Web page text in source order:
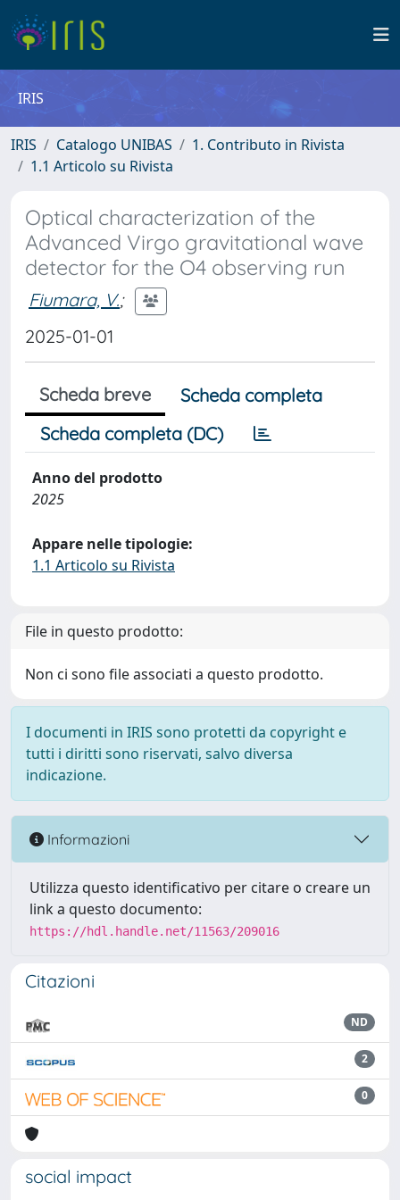
IRIS
IRIS Catalogo UNIBAS
1. Contributo in Rivista
1.1 Articolo su Rivista
Optical characterization of the
Advanced Virgo gravitational wave
detector for the O4 observing run
Fiumara, V.;
2025-01-01
Scheda breve
Scheda completa
Scheda completa (DC)
Anno del prodotto
2025
Appare nelle tipologie:
1.1 Articolo su Rivista
File in questo prodotto:
Non ci sono file associati a questo prodotto.
I documenti in IRIS sono protetti da copyright e
tutti i diritti sono riservati, salvo diversa
indicazione.
Informazioni
Utilizza questo identificativo per citare o creare un
link a questo documento:
https://hdl.handle.net/11563/209016
Citazioni
ND
2
0
social impact